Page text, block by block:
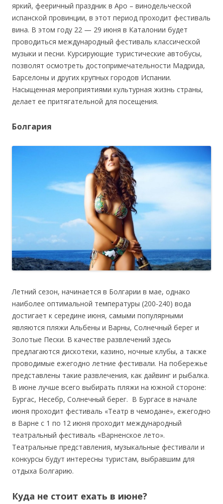
яркий, фееричный праздник в Аро – винодельческой
испанской провинции, в этот период проходит фестиваль
вина. В этом году 22 — 29 июня в Каталонии будет
проводиться международный фестиваль классической
музыки и песни. Курсирующие туристические автобусы,
позволят осмотреть достопримечательности Мадрида,
Барселоны и других крупных городов Испании.
Насыщенная мероприятиями культурная жизнь страны,
делает ее притягательной для посещения.
Болгария
Летний сезон, начинается в Болгарии в мае, однако
наиболее оптимальной температуры (200-240) вода
достигает к середине июня, самыми популярными
являются пляжи Альбены и Варны, Солнечный берег и
Золотые Пески. В качестве развлечений здесь
предлагаются дискотеки, казино, ночные клубы, а также
проводимые ежегодно летние фестивали. На побережье
представлены такие развлечения, как дайвинг и рыбалка.
В июне лучше всего выбирать пляжи на южной стороне:
Бургас, Несебр, Солнечный берег. В Бургасе в начале
июня проходит фестиваль «Театр в чемодане», ежегодно
в Варне с 1 по 12 июня проходит международный
театральный фестиваль «Варненское лето».
Театральные представления, музыкальные фестивали и
конкурсы будут интересны туристам, выбравшим для
отдыха Болгарию.
Куда не стоит ехать в июне?